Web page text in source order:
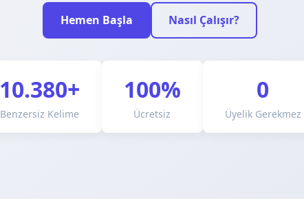
Hemen Başla Nasıl Çalışır?
10.380+
Benzersiz Kelime
100%
Ücretsiz
0
Üyelik Gerekmez